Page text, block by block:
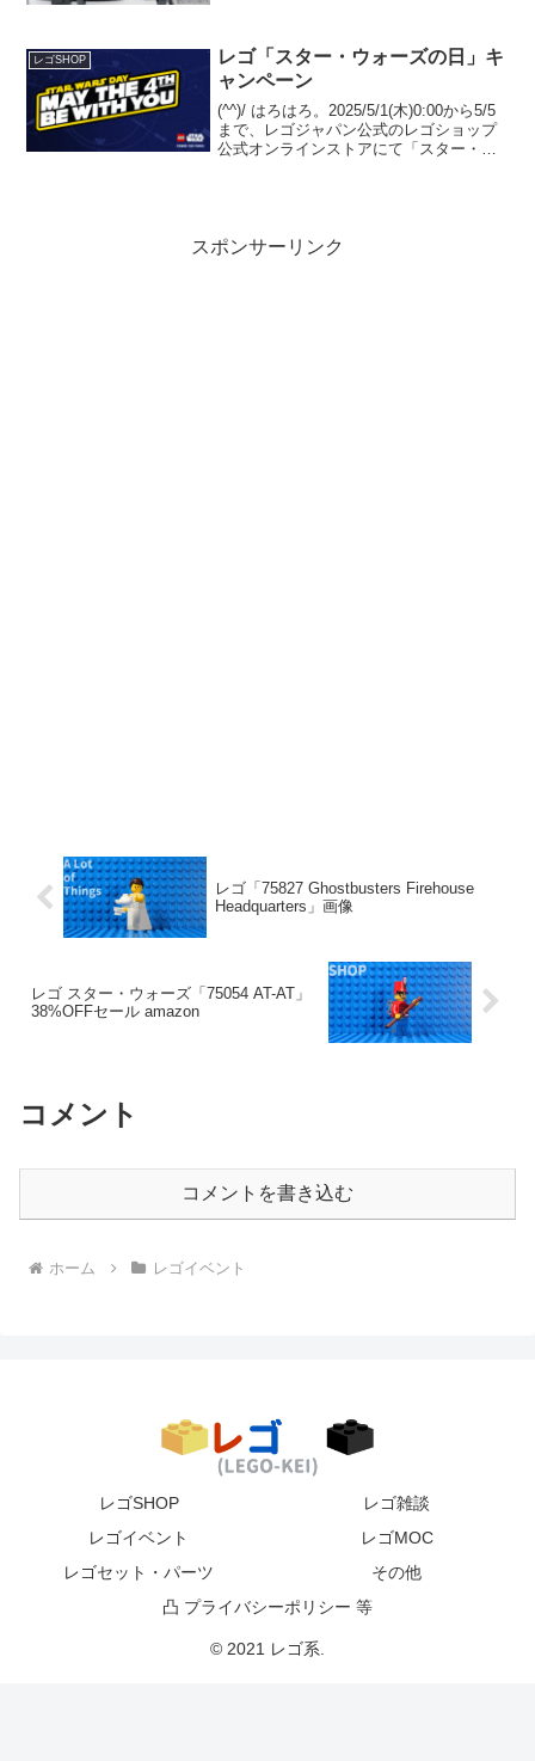
レゴSHOP
レゴ「スター・ウォーズの日」キ
ャンペーン
(^^)/ はろはろ。2025/5/1(木)0:00から5/5
まで、レゴジャパン公式のレゴショップ
公式オンラインストアにて「スター・ウ
スポンサーリンク
レゴ「75827 Ghostbusters Firehouse
Headquarters」画像
レゴ スター・ウォーズ「75054 AT-AT」
38%OFFセール amazon
コメント
コメントを書き込む
ホーム レゴイベント
レゴSHOP
レゴ雑談
レゴイベント
レゴMOC
レゴセット・パーツ
その他
凸 プライバシーポリシー 等
© 2021 レゴ系.